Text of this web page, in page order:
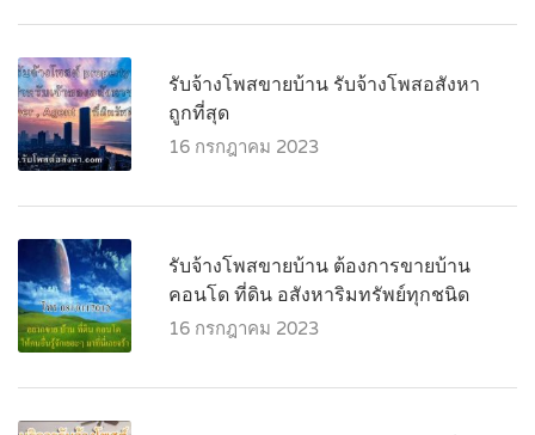
รับจ้างโพสขายบ้าน รับจ้างโพสอสังหา
ถูกที่สุด
16 กรกฎาคม 2023
รับจ้างโพสขายบ้าน ต้องการขายบ้าน
คอนโด ที่ดิน อสังหาริมทรัพย์ทุกชนิด
16 กรกฎาคม 2023